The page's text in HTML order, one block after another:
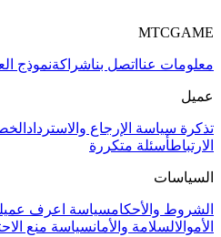
MTCGAME
معلومات عنا اتصل بناشراكةنموذج
عميل
تذكرة سياسة الإرجاع والاسترداد
الارتباطأسئلة متكررة
السياسات
الشروط والأحكامسياسة اعرف
الأموالالسلامة والأمانسياسة منع